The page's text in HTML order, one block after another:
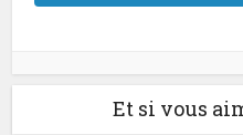
Et si vous